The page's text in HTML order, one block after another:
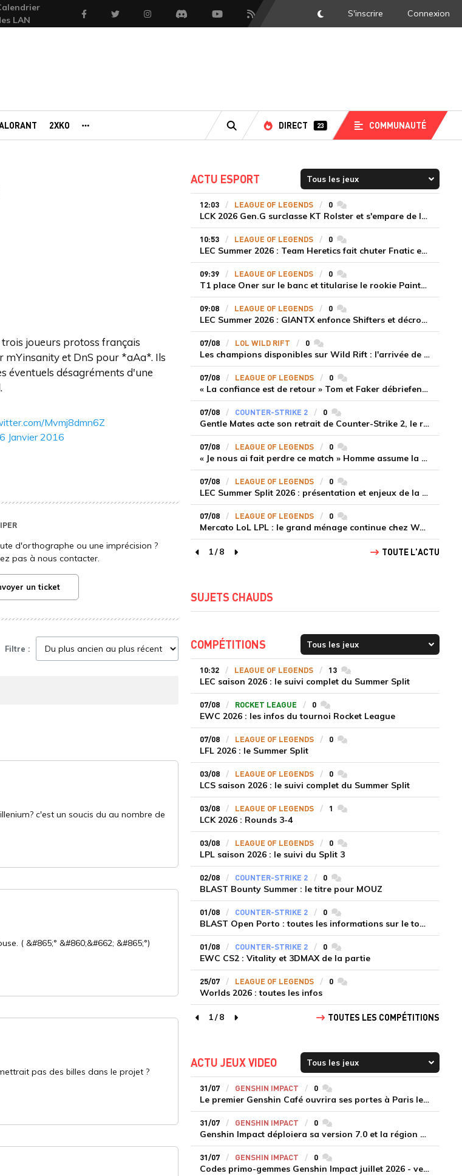
LAN
FacebookTwitter InstagramDiscord YoutubeFlux RSS DarkMode
S'inscrire Connexion
2XKO
RECHERCHE
DIRECT 23 COMMUNAUTÉ
joueurs protoss français
et DnS pour *aAa*. Ils
éventuels désagréments d'une
Mvmj8dmn6Z
6 Janvier 2016
d'orthographe ou une imprécision ?
pas à nous contacter.
un ticket
Filtre :
c'est un soucis du au nombre de
( &#865;° &#860;&#662; &#865;°)
pas des billes dans le projet ?
ACTU ESPORT
12:03 LEAGUE OF LEGENDS 0commentaires
LCK 2026 Gen.G surclasse KT Rolster et s'empare de la deuxième place du Legend Group
10:53 LEAGUE OF LEGENDS 0commentaires
LEC Summer 2026 : Team Heretics fait chuter Fnatic et lance enfin sa saison estivale
09:39 LEAGUE OF LEGENDS 0commentaires
T1 place Oner sur le banc et titularise le rookie Painter face à Hanwha Life Esports
09:08 LEAGUE OF LEGENDS 0commentaires
LEC Summer 2026 : GIANTX enfonce Shifters et décroche sa première victoire
07/08 LOL WILD RIFT 0commentaires
Les champions disponibles sur Wild Rift : l'arrivée de Cho'Gath
07/08 LEAGUE OF LEGENDS 0commentaires
« La confiance est de retour » Tom et Faker débriefent la victoire convaincante de T1 face à Dplus KIA
07/08 COUNTER-STRIKE 2 0commentaires
Gentle Mates acte son retrait de Counter-Strike 2, le roster ibérique libéré
07/08 LEAGUE OF LEGENDS 0commentaires
« Je nous ai fait perdre ce match » Homme assume la responsabilité de la défaite de HLE face à Gen.G
07/08 LEAGUE OF LEGENDS 0commentaires
LEC Summer Split 2026 : présentation et enjeux de la troisième semaine de compétition
07/08 LEAGUE OF LEGENDS 0commentaires
Mercato LoL LPL : le grand ménage continue chez Weibo Gaming, Jiejie quitte le navire au profit de Xiaohao
page précédente
1/8
page suivante
TOUTE L'ACTU
SUJETS CHAUDS
COMPÉTITIONS
10:32 LEAGUE OF LEGENDS 13commentaires
LEC saison 2026 : le suivi complet du Summer Split
07/08 ROCKET LEAGUE 0commentaires
EWC 2026 : les infos du tournoi Rocket League
07/08 LEAGUE OF LEGENDS 0commentaires
LFL 2026 : le Summer Split
03/08 LEAGUE OF LEGENDS 0commentaires
LCS saison 2026 : le suivi complet du Summer Split
03/08 LEAGUE OF LEGENDS 1 commentaires
LCK 2026 : Rounds 3-4
03/08 LEAGUE OF LEGENDS 0commentaires
LPL saison 2026 : le suivi du Split 3
02/08 COUNTER-STRIKE 2 0commentaires
BLAST Bounty Summer : le titre pour MOUZ
01/08 COUNTER-STRIKE 2 0commentaires
BLAST Open Porto : toutes les informations sur le tournoi
01/08 COUNTER-STRIKE 2 0commentaires
EWC CS2 : Vitality et 3DMAX de la partie
25/07 LEAGUE OF LEGENDS 0commentaires
Worlds 2026 : toutes les infos
page précédente
1/8
page suivante
TOUTES LES COMPÉTITIONS
ACTU JEUX VIDEO
31/07 GENSHIN IMPACT 0commentaires
Le premier Genshin Café ouvrira ses portes à Paris le 14 août
31/07 GENSHIN IMPACT 0commentaires
Genshin Impact déploiera sa version 7.0 et la région de Snezhnaya le 12 août
31/07 GENSHIN IMPACT 0commentaires
Codes primo-gemmes Genshin Impact juillet 2026 - version 7.0